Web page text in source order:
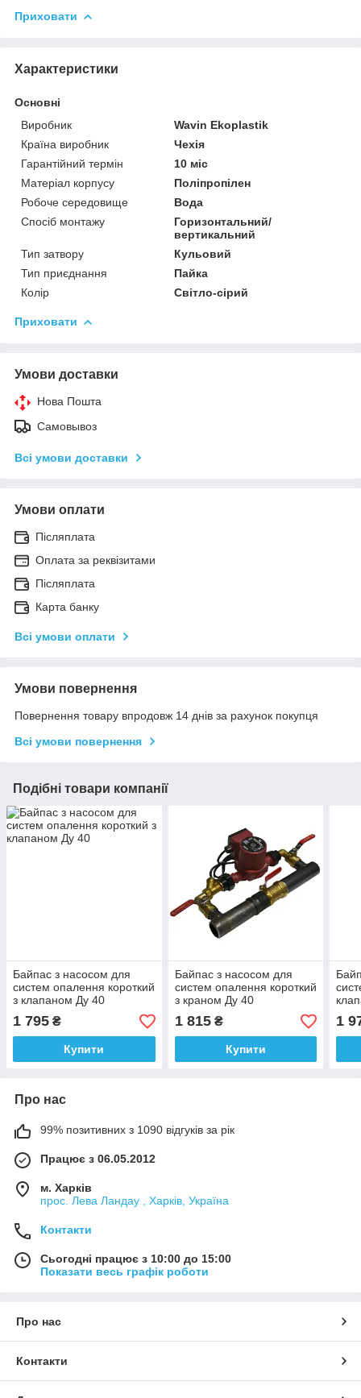
Приховати
Характеристики
Основні
Виробник
Wavin Ekoplastik
Країна виробник
Чехія
Гарантійний термін
10 міс
Матеріал корпусу
Поліпропілен
Робоче середовище
Вода
Спосіб монтажу
Горизонтальний/
вертикальний
Тип затвору
Кульовий
Тип приєднання
Пайка
Колір
Світло-сірий
Приховати
Умови доставки
Нова Пошта
Самовывоз
Всі умови доставки
Умови оплати
Післяплата
Оплата за реквізитами
Післяплата
Карта банку
Всі умови оплати
Умови повернення
Повернення товару впродовж 14 днів за рахунок покупця
Всі умови повернення
Подібні товари компанії
Байпас з насосом для
систем опалення короткий
з клапаном Ду 40
1 795 ₴
Купити
Байпас з насосом для
систем опалення короткий
з краном Ду 40
1 815₴
Купити
1
Про нас
99% позитивних з 1090 відгуків за рік
Працює з 06.05.2012
м. Харків
прос. Лева Ландау , Харків, Україна
Контакти
Сьогодні працює з 10:00 до 15:00
Показати весь графік роботи
Про нас
Контакти